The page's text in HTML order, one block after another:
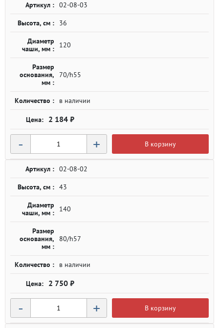
Артикул : 02-08-03
Высота, см : 36
Диаметр
чаши, мм :
120
Размер
основания,
мм :
70/h55
Количество : в наличии
2 184 ₽
- + В корзину
Артикул : 02-08-02
Высота, см : 43
Диаметр
чаши, мм :
140
Размер
основания,
мм :
80/h57
Количество : в наличии
2 750 ₽
- + В корзину